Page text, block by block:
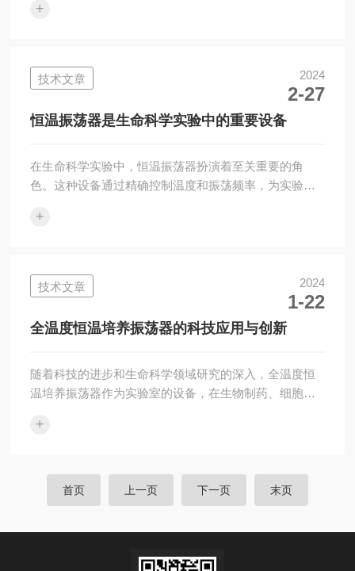
广口瓶或锥形瓶中，然后将容器放置在面板上。有些情
的LC回路，通过电场能和磁场能的相互转换产生自由振
荡。要维持振荡还要具有正反馈的放大电路。由于正反
馈的作用越来越强烈，导致到达一个暂稳态。暂稳态期
间另一个三极管经电容逐步充电后导通或者截止，状...
+
技术文章 2024
2-27
恒温振荡器是生命科学实验中的重要设备
在生命科学实验中，恒温振荡器扮演着至关重要的角
色。这种设备通过精确控制温度和振荡频率，为实验提
性。本文将深入探讨工作原理、主要特点和应用领域，
热系统，实现对温度的精确控制和调节。当实验样品放
入设备中时，加热系统开始工作，为样品提供稳定的温
度环境。同时，振荡器产生的振荡作用确保了样品的均
匀混合，减少了温度梯度对实验结果的影响。二、主要
+
技术文章 2024
1-22
全温度恒温培养振荡器的科技应用与创新
随着科技的进步和生命科学领域研究的深入，全温度恒
温培养振荡器作为实验室的设备，在生物制药、细胞培
从科技应用和创新的视角，深入探讨设备的价值和影
组织等能够在适宜的温度下生长繁殖。与传统的培养箱
相比，不仅具有温度控制的功能，还能进行振荡搅拌，
+
首页 上一页 下一页 末页